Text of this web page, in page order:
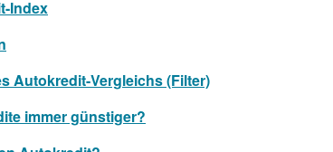
Index
Autokredit-Vergleichs (Filter)
immer günstiger?